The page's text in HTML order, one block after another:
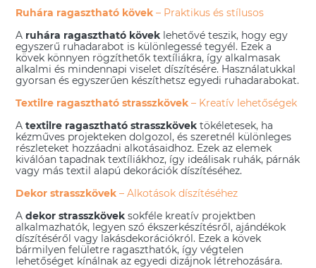
Ruhára ragasztható kövek – Praktikus és stílusos
A ruhára ragasztható kövek lehetővé teszik, hogy egy
egyszerű ruhadarabot is különlegessé tegyél. Ezek a
kövek könnyen rögzíthetők textíliákra, így alkalmasak
alkalmi és mindennapi viselet díszítésére. Használatukkal
gyorsan és egyszerűen készíthetsz egyedi ruhadarabokat.
Textilre ragasztható strasszkövek – Kreatív lehetőségek
Atextilre ragasztható strasszkövek tökéletesek, ha
kézműves projekteken dolgozol, és szeretnél különleges
részleteket hozzáadni alkotásaidhoz. Ezek az elemek
kiválóan tapadnak textíliákhoz, így ideálisak ruhák, párnák
vagy más textil alapú dekorációk díszítéséhez.
Dekor strasszkövek – Alkotások díszítéséhez
Adekor strasszkövek sokféle kreatív projektben
alkalmazhatók, legyen szó ékszerkészítésről, ajándékok
díszítéséről vagy lakásdekorációkról. Ezek a kövek
bármilyen felületre ragaszthatók, így végtelen
lehetőséget kínálnak az egyedi dizájnok létrehozására.